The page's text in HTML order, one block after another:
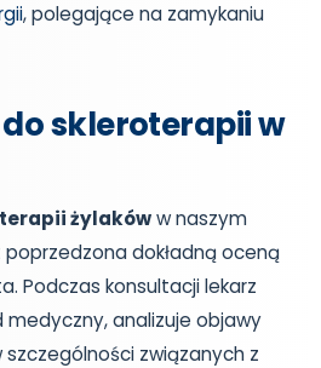
, polegające na zamykaniu
skleroterapii w
żylakóww naszym
dokładną oceną
Podczas konsultacji lekarz
analizuje objawy
związanych z